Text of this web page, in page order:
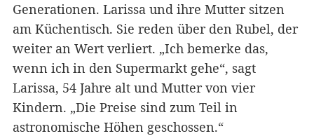
Generationen. Larissa und ihre Mutter sitzen
am Küchentisch. Sie reden über den Rubel, der
weiter an Wert verliert. „Ich bemerke das,
wenn ich in den Supermarkt gehe“, sagt
Larissa, 54 Jahre alt und Mutter von vier
Kindern. „Die Preise sind zum Teil in
astronomische Höhen geschossen.“